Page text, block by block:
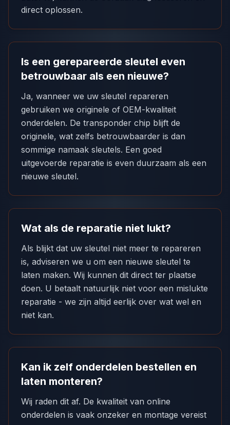
direct oplossen.
Is een gerepareerde sleutel even
betrouwbaar als een nieuwe?
Ja, wanneer we uw sleutel repareren
gebruiken we originele of OEM-kwaliteit
onderdelen. De transponder chip blijft de
originele, wat zelfs betrouwbaarder is dan
sommige namaak sleutels. Een goed
uitgevoerde reparatie is even duurzaam als een
nieuwe sleutel.
Wat als de reparatie niet lukt?
Als blijkt dat uw sleutel niet meer te repareren
is, adviseren we u om een nieuwe sleutel te
laten maken. Wij kunnen dit direct ter plaatse
doen. U betaalt natuurlijk niet voor een mislukte
reparatie - we zijn altijd eerlijk over wat wel en
niet kan.
Kan ik zelf onderdelen bestellen en
laten monteren?
Wij raden dit af. De kwaliteit van online
onderdelen is vaak onzeker en montage vereist